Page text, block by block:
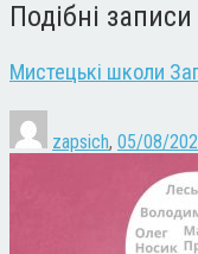
Подібні записи
Мистецькі школи
zapsich, 05/08/